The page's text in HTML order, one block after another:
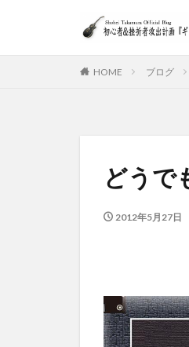
HOME ブログ
どうで
2012年5月27日